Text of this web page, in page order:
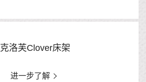
克洛芙Clover床架
进一步了解